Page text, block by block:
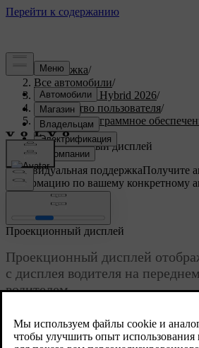
Поддержка/
Все автомобили/
XC90 Plug-in Hybrid 2026/
Руководство пользователя/
Дисплей, программное
Дисплеи/
Проекционный дисплей
Индивидуальная поддержкаПолучите
информацию по вашему конкретному
Проекционный дисплей
Проекционный дисплей
с дисплея водителя на
водителем.
Дисплей, который проецирует
крышку, расположен на приборной